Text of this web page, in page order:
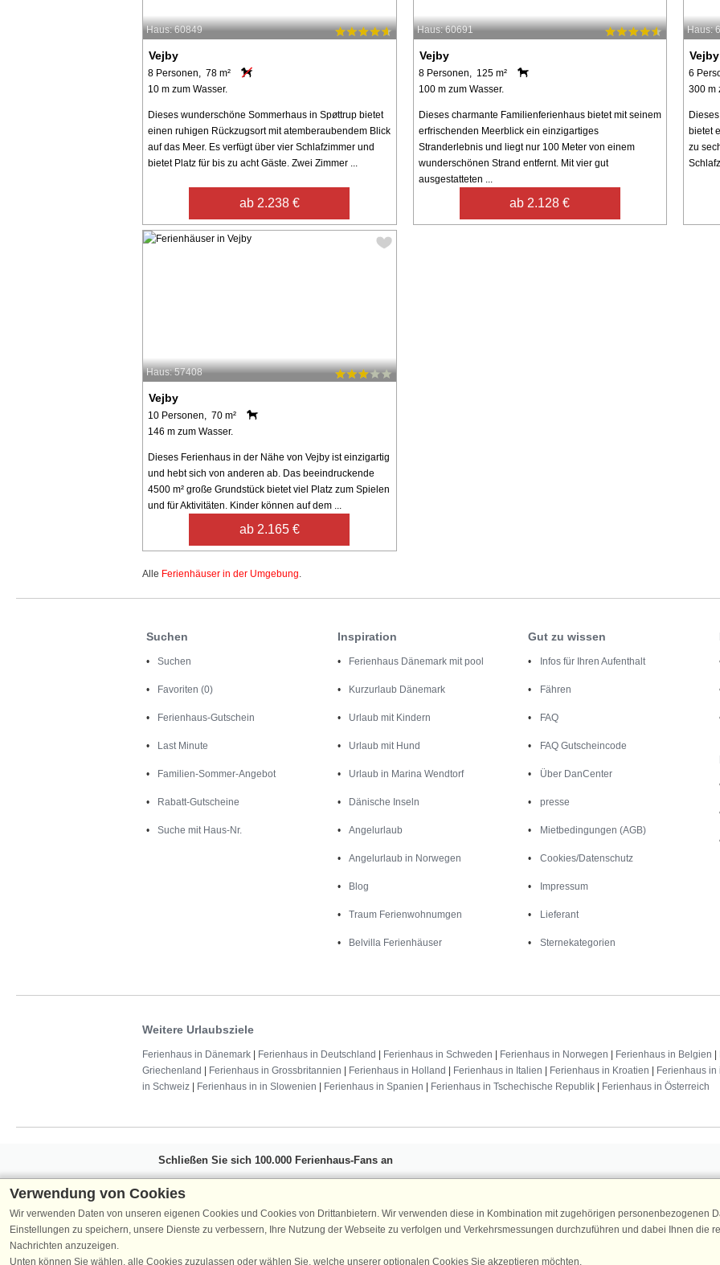
Haus: 60849
Vejby
8 Personen, 78 m²
10 m zum Wasser.
Dieses wunderschöne Sommerhaus in Spøttrup bietet
einen ruhigen Rückzugsort mit atemberaubendem Blick
auf das Meer. Es verfügt über vier Schlafzimmer und
bietet Platz für bis zu acht Gäste. Zwei Zimmer ...
ab 2.238 €
Haus: 60691
Vejby
8 Personen, 125 m²
100 m zum Wasser.
Dieses charmante Familienferienhaus bietet mit seinem
erfrischenden Meerblick ein einzigartiges
Stranderlebnis und liegt nur 100 Meter von einem
wunderschönen Strand entfernt. Mit vier gut
ausgestatteten ...
ab 2.128 €
Haus:
Vejby
6
300 m
bietet
zu
Haus: 57408
Vejby
10 Personen, 70 m²
146 m zum Wasser.
Dieses Ferienhaus in der Nähe von Vejby ist einzigartig
und hebt sich von anderen ab. Das beeindruckende
4500 m² große Grundstück bietet viel Platz zum Spielen
und für Aktivitäten. Kinder können auf dem ...
ab 2.165 €
Alle Ferienhäuser in der Umgebung
Suchen
Suchen
Favoriten (0)
Ferienhaus-Gutschein
Last Minute
Familien-Sommer-Angebot
Rabatt-Gutscheine
Suche mit Haus-Nr.
Inspiration
Ferienhaus Dänemark mit pool
Kurzurlaub Dänemark
Urlaub mit Kindern
Urlaub mit Hund
Urlaub in Marina Wendtorf
Dänische Inseln
Angelurlaub
Angelurlaub in Norwegen
Blog
Traum Ferienwohnumgen
Belvilla Ferienhäuser
Gut zu wissen
Infos für Ihren Aufenthalt
Fähren
FAQ
FAQ Gutscheincode
Über DanCenter
presse
Mietbedingungen (AGB)
Cookies/Datenschutz
Impressum
Lieferant
Sternekategorien
Weitere Urlaubsziele
Ferienhaus in Dänemark | Ferienhaus in Deutschland | Ferienhaus in Schweden | Ferienhaus in Norwegen | Ferienhaus in Belgien |
Griechenland | Ferienhaus in Grossbritannien | Ferienhaus in Holland | Ferienhaus in Italien | Ferienhaus in Kroatien | Ferienhaus in
in Schweiz | Ferienhaus in in Slowenien | Ferienhaus in Spanien | Ferienhaus in Tschechische Republik | Ferienhaus in Österreich
Schließen Sie sich 100.000 Ferienhaus-Fans an
Ferienhausurlaub - melden Sie sich einfach für den DanCenter Newsletter an.
Verpassen Sie nie wieder exklusive Angebote, Gewinnspiele und Urlaubstipps!
Verwendung von Cookies
Wir verwenden Daten von unseren eigenen Cookies und Cookies von Drittanbietern. Wir verwenden diese in Kombination mit zugehörigen personenbezogenen
Einstellungen zu speichern, unsere Dienste zu verbessern, Ihre Nutzung der Webseite zu verfolgen und Verkehrsmessungen durchzuführen und dabei Ihnen die
Nachrichten anzuzeigen.
Unten können Sie wählen, alle Cookies zuzulassen oder wählen Sie, welche unserer optionalen Cookies Sie akzeptieren möchten.